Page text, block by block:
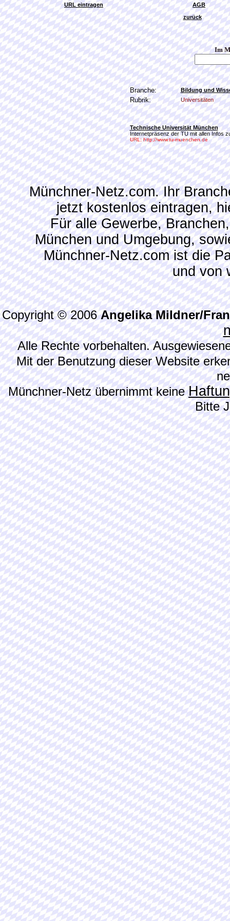
URL eintragen
AGB
zurück
Im
Branche: Bildung und
Rubrik: Universitäten
Technische Universität München
Internetpräsenz der TU mit allen Infos
URL: http://www.tu-muenchen.de
Münchner-Netz.com. Ihr
jetzt kostenlos eintragen,
Für alle Gewerbe,
München und Umgebung,
Münchner-Netz.com ist die
und von
Copyright © 2006Angelika Mildner/
Alle Rechte vorbehalten.
Mit der Benutzung dieser Website
Münchner-Netz übernimmt keine
Bitte